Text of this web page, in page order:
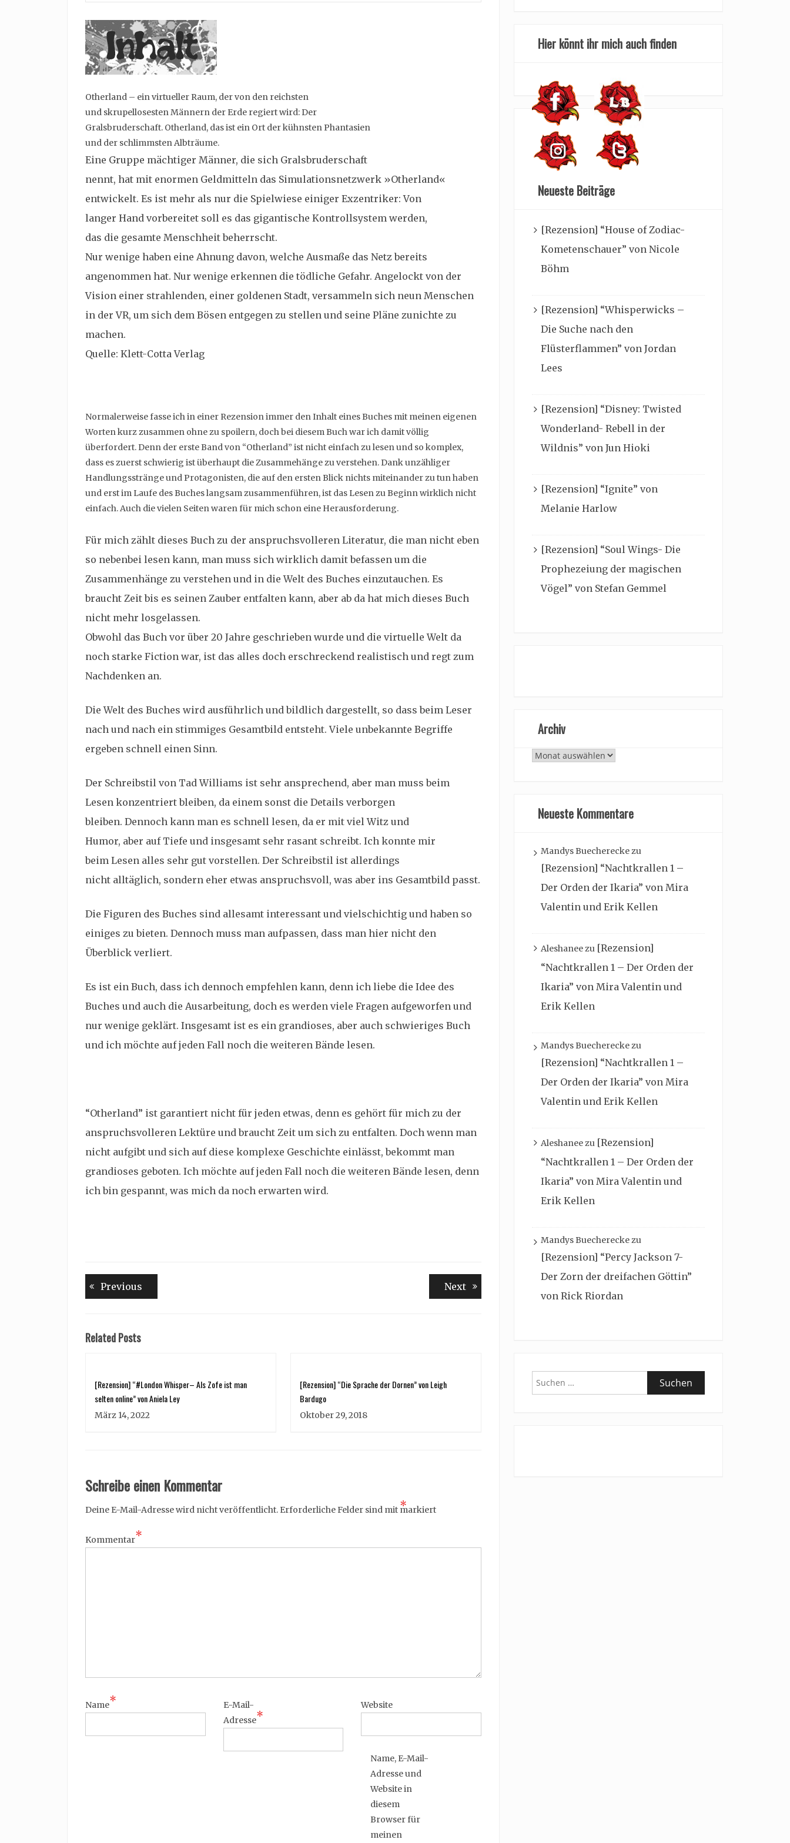
Otherland – ein virtueller Raum, der von den reichsten
und skrupellosesten Männern der Erde regiert wird: Der
Gralsbruderschaft. Otherland, das ist ein Ort der kühnsten Phantasien
und der schlimmsten Albträume.
Eine Gruppe mächtiger Männer, die sich Gralsbruderschaft
nennt, hat mit enormen Geldmitteln das Simulationsnetzwerk »Otherland«
entwickelt. Es ist mehr als nur die Spielwiese einiger Exzentriker: Von
langer Hand vorbereitet soll es das gigantische Kontrollsystem werden,
das die gesamte Menschheit beherrscht.
Nur wenige haben eine Ahnung davon, welche Ausmaße das Netz bereits
angenommen hat. Nur wenige erkennen die tödliche Gefahr. Angelockt von der
Vision einer strahlenden, einer goldenen Stadt, versammeln sich neun Menschen
in der VR, um sich dem Bösen entgegen zu stellen und seine Pläne zunichte zu
machen.
Quelle: Klett-Cotta Verlag
Normalerweise fasse ich in einer Rezension immer den Inhalt eines Buches mit meinen eigenen
Worten kurz zusammen ohne zu spoilern, doch bei diesem Buch war ich damit völlig
überfordert. Denn der erste Band von “Otherland” ist nicht einfach zu lesen und so komplex,
dass es zuerst schwierig ist überhaupt die Zusammehänge zu verstehen. Dank unzähliger
Handlungsstränge und Protagonisten, die auf den ersten Blick nichts miteinander zu tun haben
und erst im Laufe des Buches langsam zusammenführen, ist das Lesen zu Beginn wirklich nicht
einfach. Auch die vielen Seiten waren für mich schon eine Herausforderung.
Für mich zählt dieses Buch zu der anspruchsvolleren Literatur, die man nicht eben
so nebenbei lesen kann, man muss sich wirklich damit befassen um die
Zusammenhänge zu verstehen und in die Welt des Buches einzutauchen. Es
braucht Zeit bis es seinen Zauber entfalten kann, aber ab da hat mich dieses Buch
nicht mehr losgelassen.
Obwohl das Buch vor über 20 Jahre geschrieben wurde und die virtuelle Welt da
noch starke Fiction war, ist das alles doch erschreckend realistisch und regt zum
Nachdenken an.
Die Welt des Buches wird ausführlich und bildlich dargestellt, so dass beim Leser
nach und nach ein stimmiges Gesamtbild entsteht. Viele unbekannte Begriffe
ergeben schnell einen Sinn.
Der Schreibstil von Tad Williams ist sehr ansprechend, aber man muss beim
Lesen konzentriert bleiben, da einem sonst die Details verborgen
bleiben. Dennoch kann man es schnell lesen, da er mit viel Witz und
Humor, aber auf Tiefe und insgesamt sehr rasant schreibt. Ich konnte mir
beim Lesen alles sehr gut vorstellen. Der Schreibstil ist allerdings
nicht alltäglich, sondern eher etwas anspruchsvoll, was aber ins Gesamtbild passt.
Die Figuren des Buches sind allesamt interessant und vielschichtig und haben so
einiges zu bieten. Dennoch muss man aufpassen, dass man hier nicht den
Überblick verliert.
Es ist ein Buch, dass ich dennoch empfehlen kann, denn ich liebe die Idee des
Buches und auch die Ausarbeitung, doch es werden viele Fragen aufgeworfen und
nur wenige geklärt. Insgesamt ist es ein grandioses, aber auch schwieriges Buch
und ich möchte auf jeden Fall noch die weiteren Bände lesen.
“Otherland” ist garantiert nicht für jeden etwas, denn es gehört für mich zu der
anspruchsvolleren Lektüre und braucht Zeit um sich zu entfalten. Doch wenn man
nicht aufgibt und sich auf diese komplexe Geschichte einlässt, bekommt man
grandioses geboten. Ich möchte auf jeden Fall noch die weiteren Bände lesen, denn
ich bin gespannt, was mich da noch erwarten wird.
Beitragsnavigation
Previous NextNext
Related Posts
[Rezension] “#London Whisper– Als Zofe ist man
selten online” von Aniela Ley
März 14, 2022
[Rezension] “Die Sprache der Dornen” von Leigh
Bardugo
Oktober 29, 2018
Schreibe einen Kommentar
Deine E-Mail-Adresse wird nicht veröffentlicht. Erforderliche Felder sind mit *
markiert
Kommentar*
Name*
E-Mail-
Adresse*
Website
Name, E-Mail-
Adresse und
Website in
diesem
Browser für
meinen
Hier könnt ihr mich auch finden
Neueste Beiträge
[Rezension] “House of Zodiac-
Kometenschauer” von Nicole
Böhm
[Rezension] “Whisperwicks –
Die Suche nach den
Flüsterflammen” von Jordan
Lees
[Rezension] “Disney: Twisted
Wonderland- Rebell in der
Wildnis” von Jun Hioki
[Rezension] “Ignite” von
Melanie Harlow
[Rezension] “Soul Wings- Die
Prophezeiung der magischen
Vögel” von Stefan Gemmel
Archiv
Archiv
Neueste Kommentare
Mandys Buechereckezu
[Rezension] “Nachtkrallen 1 –
Der Orden der Ikaria” von Mira
Valentin und Erik Kellen
Aleshaneezu [Rezension]
“Nachtkrallen 1 – Der Orden der
Ikaria” von Mira Valentin und
Erik Kellen
Mandys Buechereckezu
[Rezension] “Nachtkrallen 1 –
Der Orden der Ikaria” von Mira
Valentin und Erik Kellen
Aleshaneezu [Rezension]
“Nachtkrallen 1 – Der Orden der
Ikaria” von Mira Valentin und
Erik Kellen
Mandys Buechereckezu
[Rezension] “Percy Jackson 7-
Der Zorn der dreifachen Göttin”
von Rick Riordan
Suchen
nach: